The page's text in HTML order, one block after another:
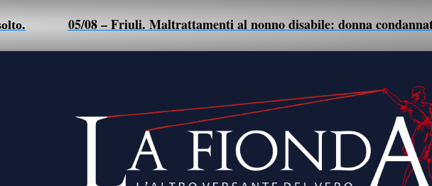
05/08 – Friuli. Maltrattamenti al nonno disabile: donna condannata.